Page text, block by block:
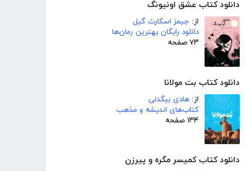
دانلود کتاب عشق اونیونگ
از: جیمز اسکارث گیل
دانلود رایگان بهترین رمان‌ها
۷۳ صفحه
دانلود کتاب بت مولانا
از: هادی بیگدلی
کتاب‌های اندیشه و مذهب
۱۳۴ صفحه
دانلود کتاب کمیسر مگره و پیرزن